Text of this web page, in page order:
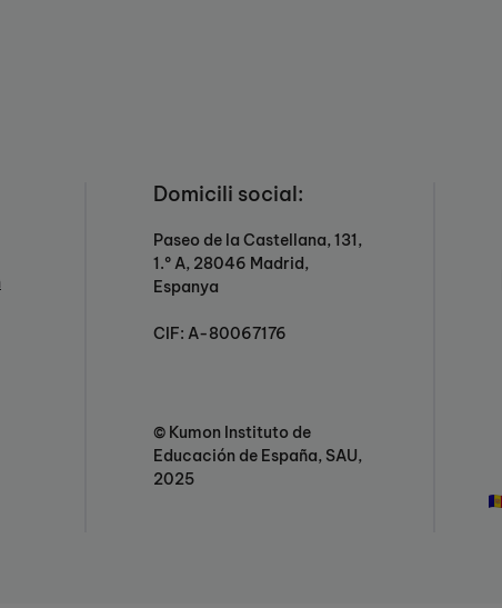
Domicili social:
Paseo de la Castellana, 131,
1.º A, 28046 Madrid,
Espanya
CIF: A-80067176
© Kumon Instituto de
Educación de España, SAU,
2025